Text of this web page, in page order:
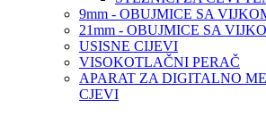
9mm - OBUJMICE SA
21mm - OBUJMICE SA
USISNE CIJEVI
VISOKOTLAČNI PERAČ
APARAT ZA DIGITALNO
CJEVI